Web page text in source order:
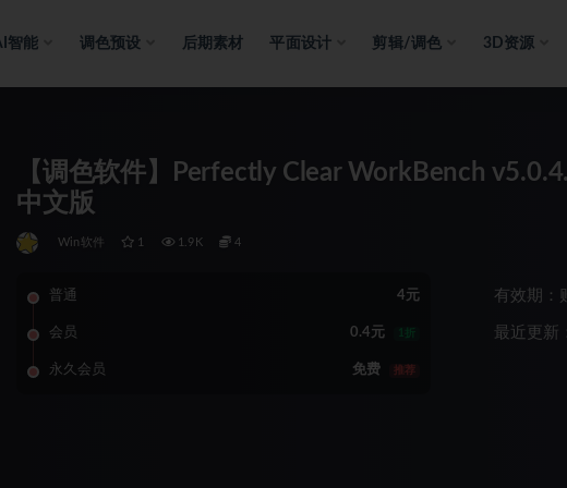
智能 调色预设 后期素材 平面设计 剪辑/调色 3D资源
【调色软件】Perfectly Clear WorkBench
中文版
Win软件 1 1.9K 4
普通 4元
会员 0.4元 1折
永久会员 免费 推荐
有效期：
最近更新